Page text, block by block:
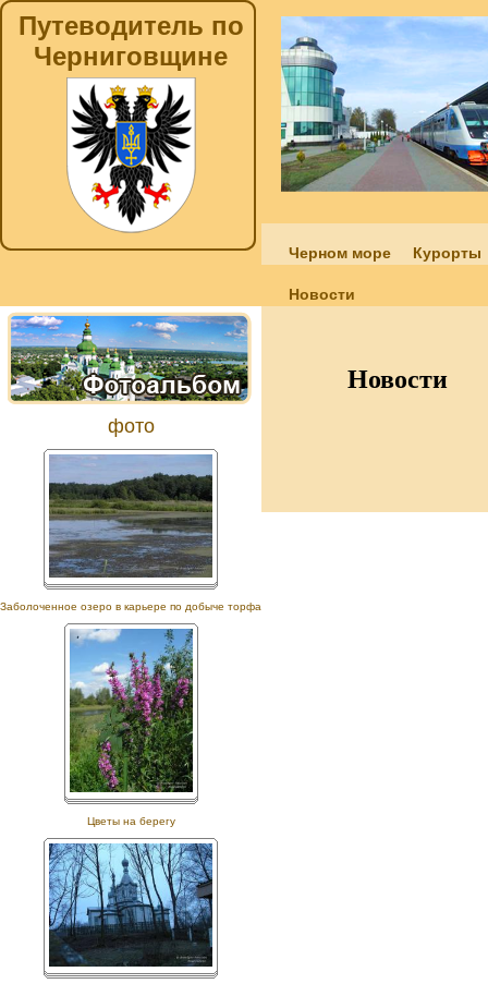
Путеводитель по
Черниговщине
Черном море Курорты
Новости
фото
Заболоченное озеро в карьере по добыче торфа
Цветы на берегу
Новости